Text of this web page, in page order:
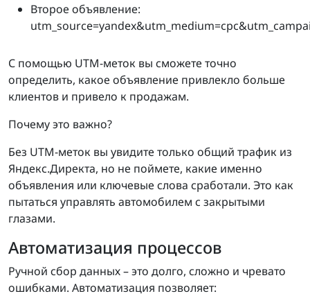
Второе объявление:
С помощью UTM-меток вы сможете точно
определить, какое объявление привлекло больше
клиентов и привело к продажам.
Почему это важно?
Без UTM-меток вы увидите только общий трафик из
Яндекс.Директа, но не поймете, какие именно
объявления или ключевые слова сработали. Это как
пытаться управлять автомобилем с закрытыми
глазами.
Автоматизация процессов
Ручной сбор данных – это долго, сложно и чревато
ошибками. Автоматизация позволяет: